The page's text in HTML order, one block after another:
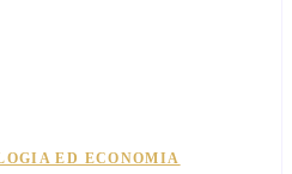
ED ECONOMIA